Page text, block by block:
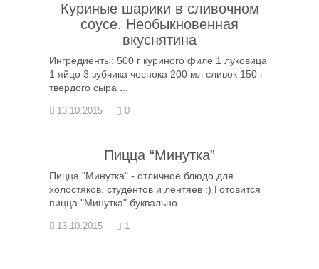
Куриные шарики в сливочном
соусе. Необыкновенная
вкуснятина
Ингредиенты: 500 г куриного филе 1 луковица
1 яйцо 3 зубчика чеснока 200 мл сливок 150 г
твердого сыра ...
13.10.2015 0
Пицца “Минутка”
Пицца "Минутка" - отличное блюдо для
холостяков, студентов и лентяев :) Готовится
пицца "Минутка" буквально ...
13.10.2015 1